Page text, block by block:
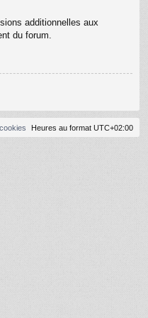
additionnelles aux
du forum.
Heures au format UTC+02:00